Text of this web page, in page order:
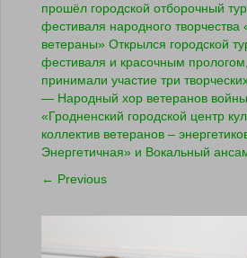
прошёл городской отборочный
фестиваля народного
ветераны» Открылся городской
фестиваля и красочным
принимали участие три
— Народный хор ветеранов
«Гродненский городской центр
коллектив ветеранов –
Энергетичная» и Вокальный
← Previous